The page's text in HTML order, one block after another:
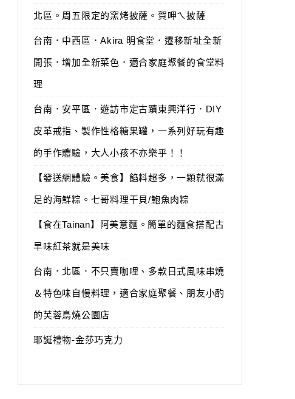
北區。周五限定的窯烤披薩。賀呷ㄟ披薩
台南．中西區．Akira 明食堂．遷移新址全新
開張．增加全新菜色．適合家庭聚餐的食堂料
理
台南．安平區．遊訪市定古蹟東興洋行．DIY
皮革戒指、製作性格糖果罐，一系列好玩有趣
的手作體驗，大人小孩不亦樂乎！！
【發送網體驗。美食】餡料超多，一顆就很滿
足的海鮮粽。七哥料理干貝/鮑魚肉粽
【食在Tainan】阿美意麵。簡單的麵食搭配古
早味紅茶就是美味
台南．北區．不只賣咖哩、多款日式風味串燒
＆特色味自慢料理，適合家庭聚餐、朋友小酌
的芙蓉鳥燒公園店
耶誕禮物-金莎巧克力